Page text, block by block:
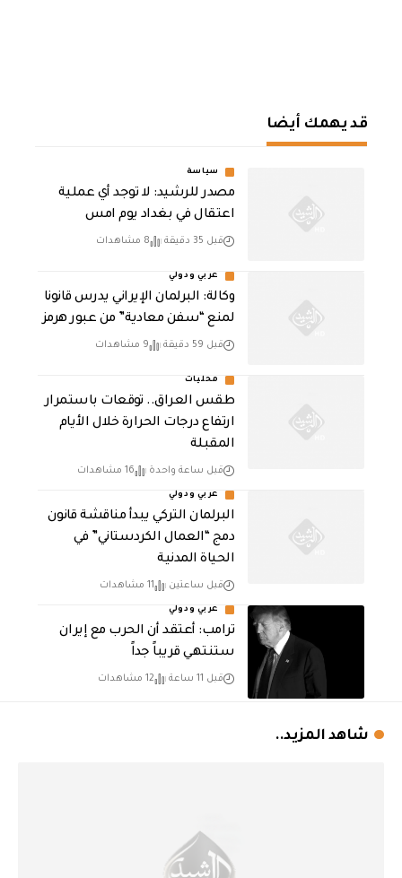
قد يهمك أيضا
سياسة
مصدر للرشيد: لا توجد أي عملية
اعتقال في بغداد يوم امس
قبل 35 دقيقة 8 مشاهدات
عربي ودولي
وكالة: البرلمان الإيراني يدرس قانونا
لمنع “سفن معادية” من عبور هرمز
قبل 59 دقيقة 9 مشاهدات
محليات
طقس العراق.. توقعات باستمرار
ارتفاع درجات الحرارة خلال الأيام
المقبلة
قبل ساعة واحدة 16 مشاهدات
عربي ودولي
البرلمان التركي يبدأ مناقشة قانون
دمج “العمال الكردستاني” في
الحياة المدنية
قبل ساعتين 11 مشاهدات
عربي ودولي
‏ترامب: أعتقد أن الحرب مع إيران
ستنتهي قريباً جداً
قبل 11 ساعة 12 مشاهدات
شاهد المزيد..